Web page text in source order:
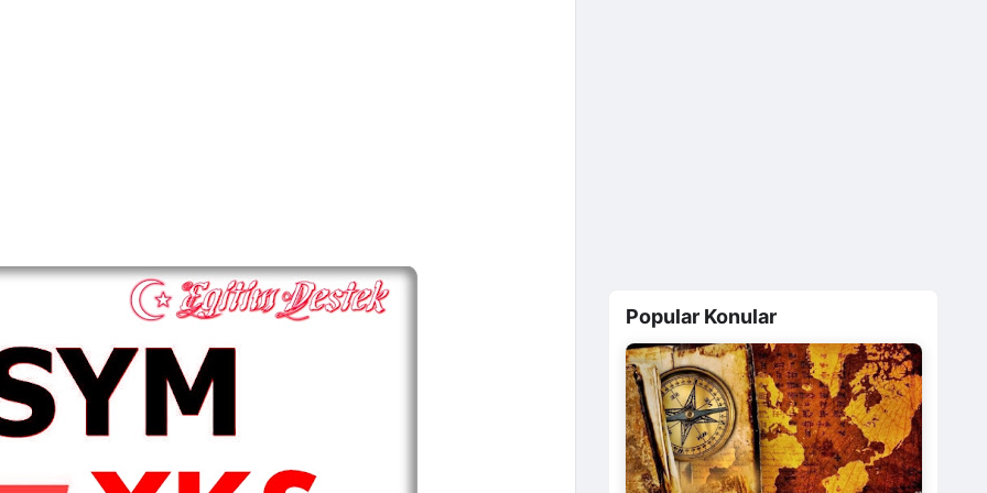
Popular Konular